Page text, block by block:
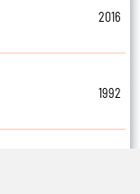
2016
1992